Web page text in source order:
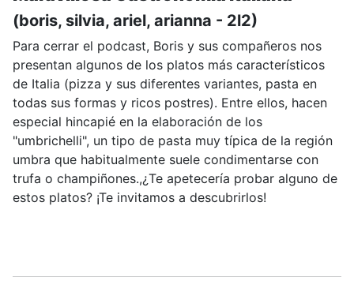
(boris, silvia, ariel, arianna - 2l2)
Para cerrar el podcast, Boris y sus compañeros nos
presentan algunos de los platos más característicos
de Italia (pizza y sus diferentes variantes, pasta en
todas sus formas y ricos postres). Entre ellos, hacen
especial hincapié en la elaboración de los
"umbrichelli", un tipo de pasta muy típica de la región
umbra que habitualmente suele condimentarse con
trufa o champiñones.,¿Te apetecería probar alguno de
estos platos? ¡Te invitamos a descubrirlos!